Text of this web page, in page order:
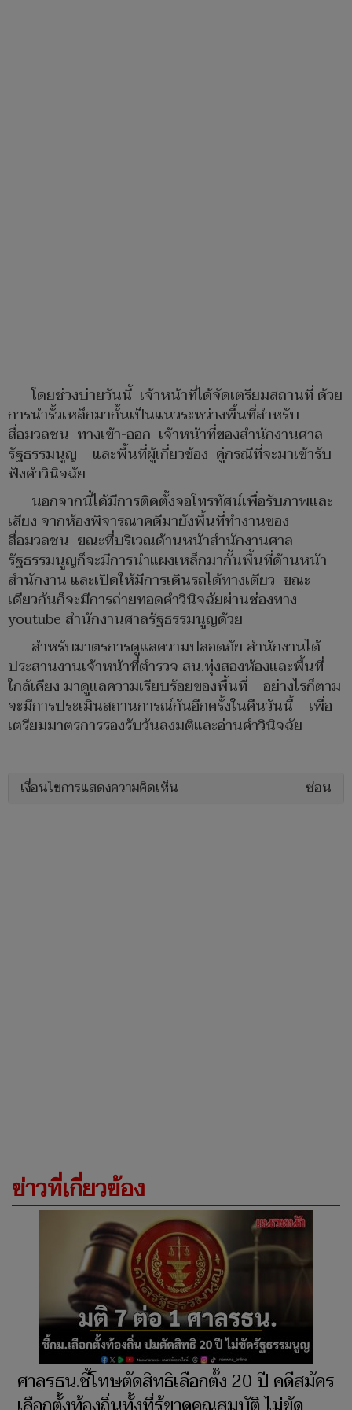
โดยช่วงบ่ายวันนี้ เจ้าหน้าที่ได้จัดเตรียมสถานที่ ด้วย
การนำรั้วเหล็กมากั้นเป็นแนวระหว่างพื้นที่สำหรับ
สื่อมวลชน ทางเข้า-ออก เจ้าหน้าที่ของสำนักงานศาล
รัฐธรรมนูญ และพื้นที่ผู้เกี่ยวข้อง คู่กรณีที่จะมาเข้ารับ
ฟังคำวินิจฉัย
นอกจากนี้ได้มีการติดตั้งจอโทรทัศน์เพื่อรับภาพและ
เสียง จากห้องพิจารณาคดีมายังพื้นที่ทำงานของ
สื่อมวลชน ขณะที่บริเวณด้านหน้าสำนักงานศาล
รัฐธรรมนูญก็จะมีการนำแผงเหล็กมากั้นพื้นที่ด้านหน้า
สำนักงาน และเปิดให้มีการเดินรถได้ทางเดียว ขณะ
เดียวกันก็จะมีการถ่ายทอดคำวินิจฉัยผ่านช่องทาง
youtube สำนักงานศาลรัฐธรรมนูญด้วย
สำหรับมาตรการดูแลความปลอดภัย สำนักงานได้
ประสานงานเจ้าหน้าที่ตำรวจ สน.ทุ่งสองห้องและพื้นที่
ใกล้เคียง มาดูแลความเรียบร้อยของพื้นที่ อย่างไรก็ตาม
จะมีการประเมินสถานการณ์กันอีกครั้งในคืนวันนี้ เพื่อ
เตรียมมาตรการรองรับวันลงมติและอ่านคำวินิจฉัย
เงื่อนไขการแสดงความคิดเห็น ซ่อน
ข่าวที่เกี่ยวข้อง
ศาลรธน.ชี้โทษตัดสิทธิเลือกตั้ง 20 ปี คดีสมัคร